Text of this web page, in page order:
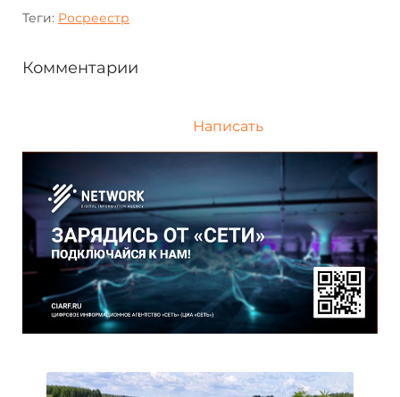
Теги: Росреестр
Комментарии
Написать